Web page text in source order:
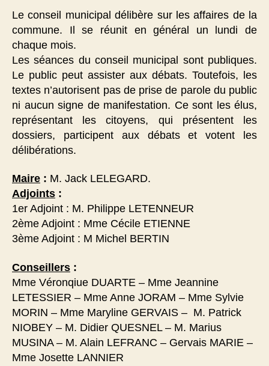
Le conseil municipal délibère sur les affaires de la
commune. Il se réunit en général un lundi de
chaque mois.
Les séances du conseil municipal sont publiques.
Le public peut assister aux débats. Toutefois, les
textes n’autorisent pas de prise de parole du public
ni aucun signe de manifestation. Ce sont les élus,
représentant les citoyens, qui présentent les
dossiers, participent aux débats et votent les
délibérations.
Maire : M. Jack LELEGARD.
Adjoints :
1er Adjoint : M. Philippe LETENNEUR
2ème Adjoint : Mme Cécile ETIENNE
3ème Adjoint : M Michel BERTIN
Conseillers :
Mme Véronqiue DUARTE – Mme Jeannine
LETESSIER – Mme Anne JORAM – Mme Sylvie
MORIN – Mme Maryline GERVAIS – M. Patrick
NIOBEY – M. Didier QUESNEL – M. Marius
MUSINA – M. Alain LEFRANC – Gervais MARIE –
Mme Josette LANNIER